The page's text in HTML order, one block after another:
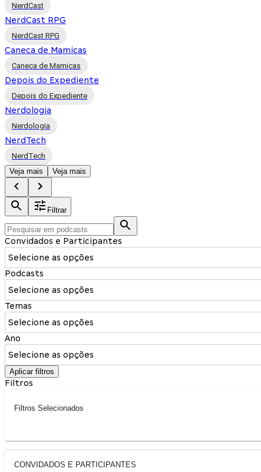
NerdCast
NerdCast RPG
NerdCast RPG
Caneca de Mamicas
Caneca de Mamicas
Depois do Expediente
Depois do Expediente
Nerdologia
Nerdologia
NerdTech
NerdTech
Veja mais
Veja mais
Filtrar
Convidados e Participantes
Selecione as opções
Podcasts
Selecione as opções
Temas
Selecione as opções
Ano
Selecione as opções
Aplicar filtros
Filtros
Filtros Selecionados
CONVIDADOS E PARTICIPANTES